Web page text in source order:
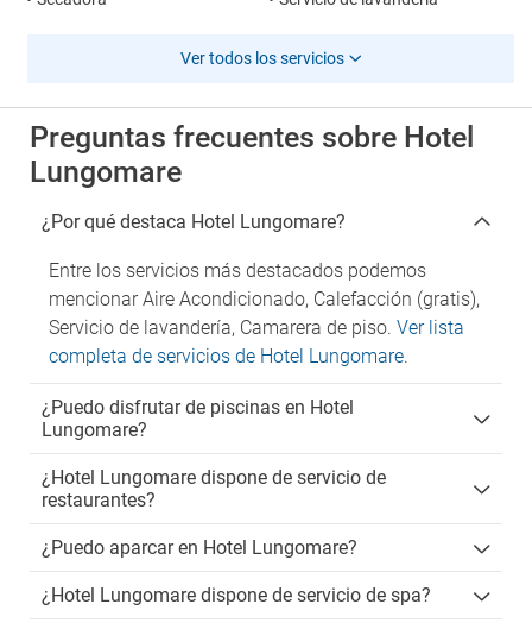
Ver todos los servicios
Preguntas frecuentes sobre Hotel
Lungomare
¿Por qué destaca Hotel Lungomare?
Entre los servicios más destacados podemos
mencionar Aire Acondicionado, Calefacción (gratis),
Servicio de lavandería, Camarera de piso. Ver lista
completa de servicios de Hotel Lungomare.
¿Puedo disfrutar de piscinas en Hotel
Lungomare?
¿Hotel Lungomare dispone de servicio de
restaurantes?
¿Puedo aparcar en Hotel Lungomare?
¿Hotel Lungomare dispone de servicio de spa?